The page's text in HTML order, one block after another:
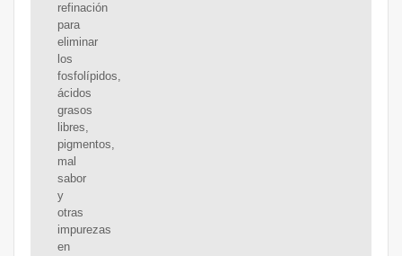
refinación
para
eliminar
los
fosfolípidos,
ácidos
grasos
libres,
pigmentos,
mal
sabor
y
otras
impurezas
en